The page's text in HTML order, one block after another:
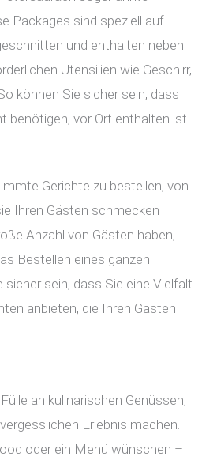
Packages sind speziell auf
und enthalten neben
Utensilien wie Geschirr,
können Sie sicher sein, dass
benötigen, vor Ort enthalten ist.
Gerichte zu bestellen, von
Ihren Gästen schmecken
Anzahl von Gästen haben,
Bestellen eines ganzen
sicher sein, dass Sie eine Vielfalt
anbieten, die Ihren Gästen
an kulinarischen Genüssen,
Erlebnis machen.
oder ein Menü wünschen –